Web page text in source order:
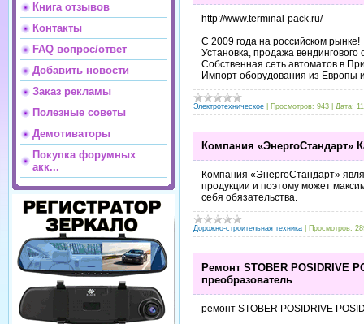
Книга отзывов
Контакты
FAQ вопрос/ответ
Добавить новости
Заказ рекламы
Полезные советы
Демотиваторы
Покупка форумных
акк...
http://www.terminal-pack.ru/
С 2009 года на российском рынке!
Установка, продажа вендингового
Собственная сеть автоматов в
Импорт оборудования из Европы
Электротехническое Просмотров: 943 Дата:
Компания «ЭнергоСтандарт»
Компания «ЭнергоСтандарт»
продукции и поэтому может
себя обязательства.
Дорожно-строительная техника Просмотров:
Ремонт STOBER POSIDRIVE
преобразователь
ремонт STOBER POSIDRIVE